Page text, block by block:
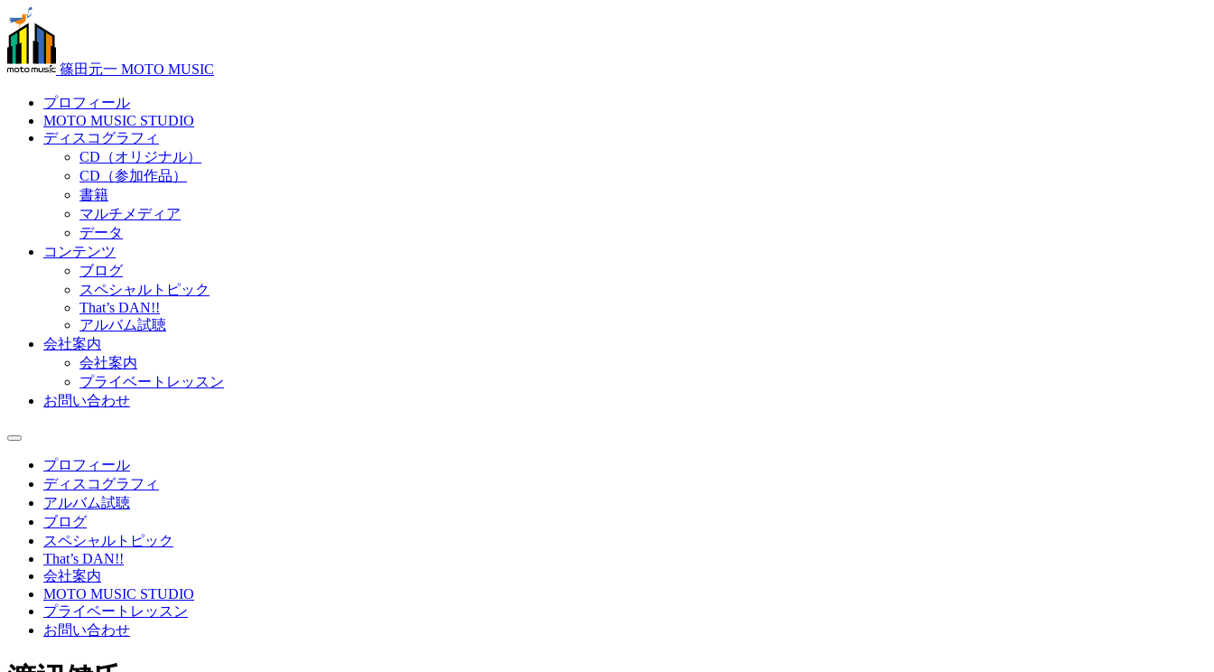
篠田元一 MOTO MUSIC
プロフィール
MOTO MUSIC STUDIO
ディスコグラフィ
CD（オリジナル）
CD（参加作品）
書籍
マルチメディア
データ
コンテンツ
ブログ
スペシャルトピック
That’s DAN!!
アルバム試聴
会社案内
会社案内
プライベートレッスン
お問い合わせ
プロフィール
ディスコグラフィ
アルバム試聴
ブログ
スペシャルトピック
That’s DAN!!
会社案内
MOTO MUSIC STUDIO
プライベートレッスン
お問い合わせ